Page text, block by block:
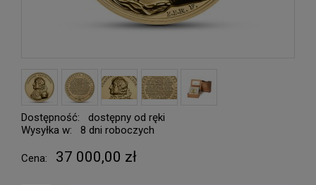
Dostępność:
dostępny od ręki
Wysyłka w:
8 dni roboczych
Cena: 37 000,00 zł